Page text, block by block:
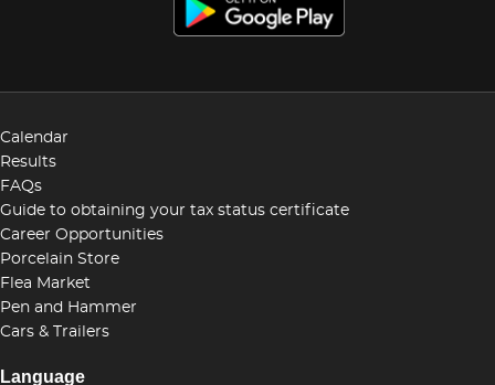
Calendar
Results
FAQs
Guide to obtaining your tax status certificate
Career Opportunities
Porcelain Store
Flea Market
Pen and Hammer
Cars & Trailers
Language